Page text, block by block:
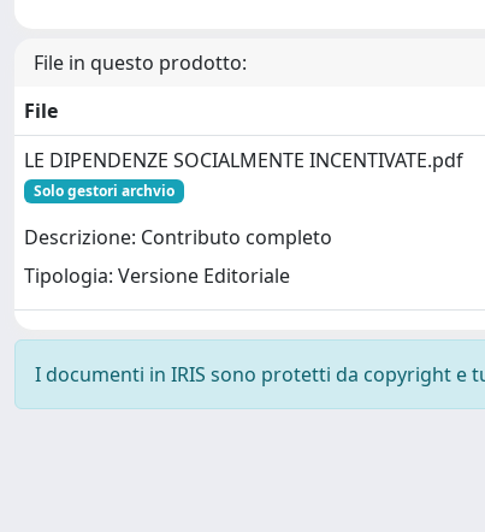
File in questo prodotto:
File
LE DIPENDENZE SOCIALMENTE INCENTIVATE.pdf
Solo gestori archvio
Descrizione: Contributo completo
Tipologia: Versione Editoriale
I documenti in IRIS sono protetti da copyright e